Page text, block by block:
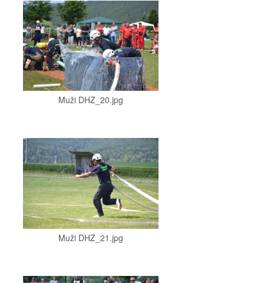
Muži DHZ_20.jpg
Muži DHZ_21.jpg